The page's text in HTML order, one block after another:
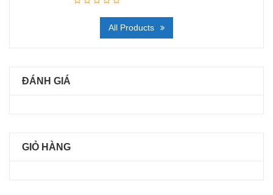
All Products
ĐÁNH GIÁ
GIỎ HÀNG